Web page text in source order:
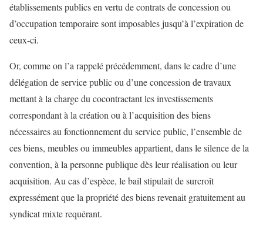
établissements publics en vertu de contrats de concession ou
d’occupation temporaire sont imposables jusqu’à l’expiration de
ceux-ci.
Or, comme on l’a rappelé précédemment, dans le cadre d’une
délégation de service public ou d’une concession de travaux
mettant à la charge du cocontractant les investissements
correspondant à la création ou à l’acquisition des biens
nécessaires au fonctionnement du service public, l’ensemble de
ces biens, meubles ou immeubles appartient, dans le silence de la
convention, à la personne publique dès leur réalisation ou leur
acquisition. Au cas d’espèce, le bail stipulait de surcroît
expressément que la propriété des biens revenait gratuitement au
syndicat mixte requérant.